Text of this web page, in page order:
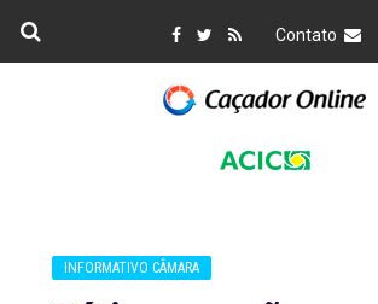
Contato
INFORMATIVO CÂMARA